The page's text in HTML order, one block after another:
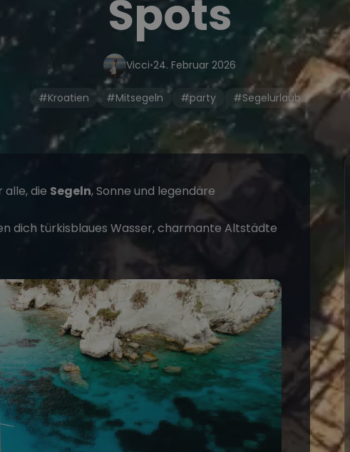
Spots
Vicci•24. Februar 2026
#Kroatien #Mitsegeln #party #Segelurlaub
die Segeln, Sonne und legendäre
dich türkisblaues Wasser, charmante Altstädte